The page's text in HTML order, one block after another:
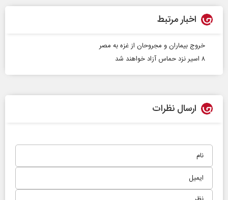
اخبار مرتبط
خروج بیماران و مجروحان از غزه به مصر
۸ اسیر نزد حماس آزاد خواهند شد
ارسال نظرات